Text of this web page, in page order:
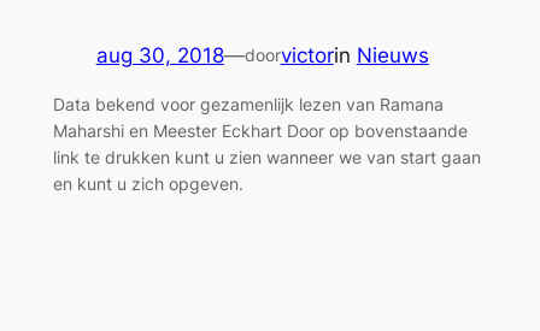
aug 30, 2018—doorvictorin Nieuws
Data bekend voor gezamenlijk lezen van Ramana
Maharshi en Meester Eckhart Door op bovenstaande
link te drukken kunt u zien wanneer we van start gaan
en kunt u zich opgeven.